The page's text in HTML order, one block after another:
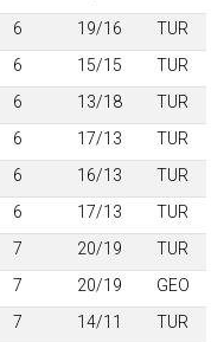
6 19/16
TUR
6 15/15
TUR
6 13/18
TUR
6 17/13
TUR
6 16/13
TUR
6 17/13
TUR
7 20/19
TUR
7 20/19
GEO
7 14/11
TUR